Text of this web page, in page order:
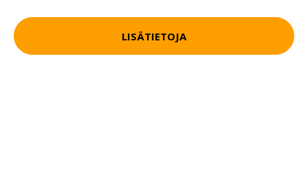
LISÄTIETOJA